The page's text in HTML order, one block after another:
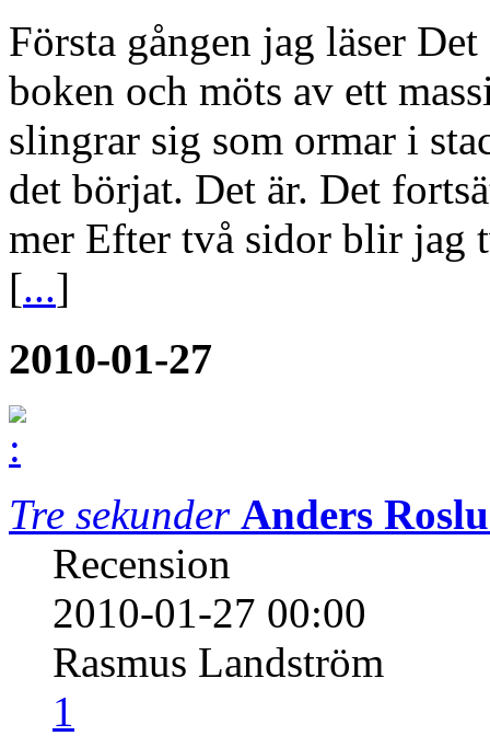
Första gången jag läser
boken och möts av ett
slingrar sig som ormar i
det börjat. Det är. Det
mer Efter två sidor blir
[...]
2010-01-27
Tre sekunder Anders
Recension
2010-01-27 00:00
Rasmus Landström
1